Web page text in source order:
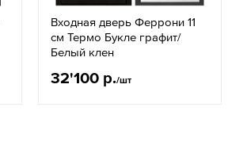
Входная дверь Феррони 11
см Термо Букле графит/
Белый клен
32'100 р./шт